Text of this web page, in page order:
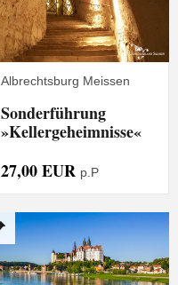
Albrechtsburg Meissen
Sonderführung
»Kellergeheimnisse«
27,00 EUR p.P